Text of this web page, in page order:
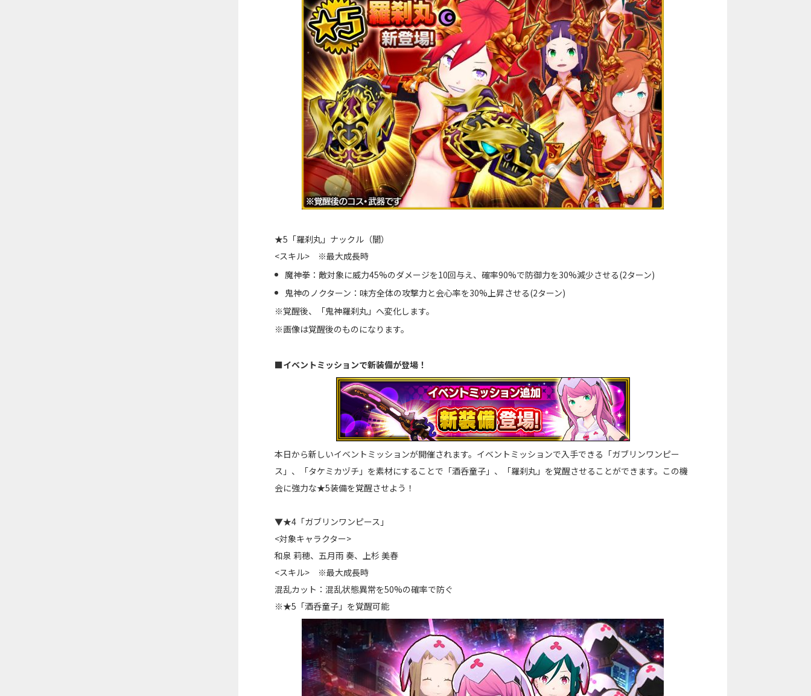
★5「羅刹丸」ナックル（闇）
<スキル> ※最大成長時
魔神拳：敵対象に威力45%のダメージを10回与え、確率90%で防御力を30%減少させる(2ターン)
鬼神のノクターン：味方全体の攻撃力と会心率を30%上昇させる(2ターン)
※覚醒後、「鬼神羅刹丸」へ変化します。
※画像は覚醒後のものになります。
■イベントミッションで新装備が登場！
本日から新しいイベントミッションが開催されます。イベントミッションで入手できる「ガブリンワンピー
ス」、「タケミカヅチ」を素材にすることで「酒呑童子」、「羅刹丸」を覚醒させることができます。この機
会に強力な★5装備を覚醒させよう！
▼★4「ガブリンワンピース」
<対象キャラクター>
和泉 莉穂、五月雨 奏、上杉 美春
<スキル> ※最大成長時
混乱カット：混乱状態異常を50%の確率で防ぐ
※★5「酒呑童子」を覚醒可能